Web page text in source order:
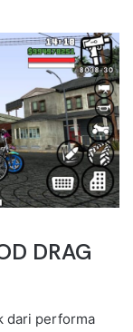
DRAG
dari performa